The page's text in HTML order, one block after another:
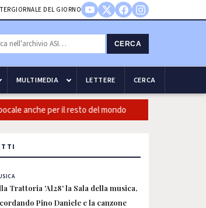
GIORNALE DEL GIORNO
CERCA
MULTIMEDIA LETTERE CERCA
per il resto del mondo
Trattoria 'Al28' la Sala della musica,
Pino Daniele e la canzone